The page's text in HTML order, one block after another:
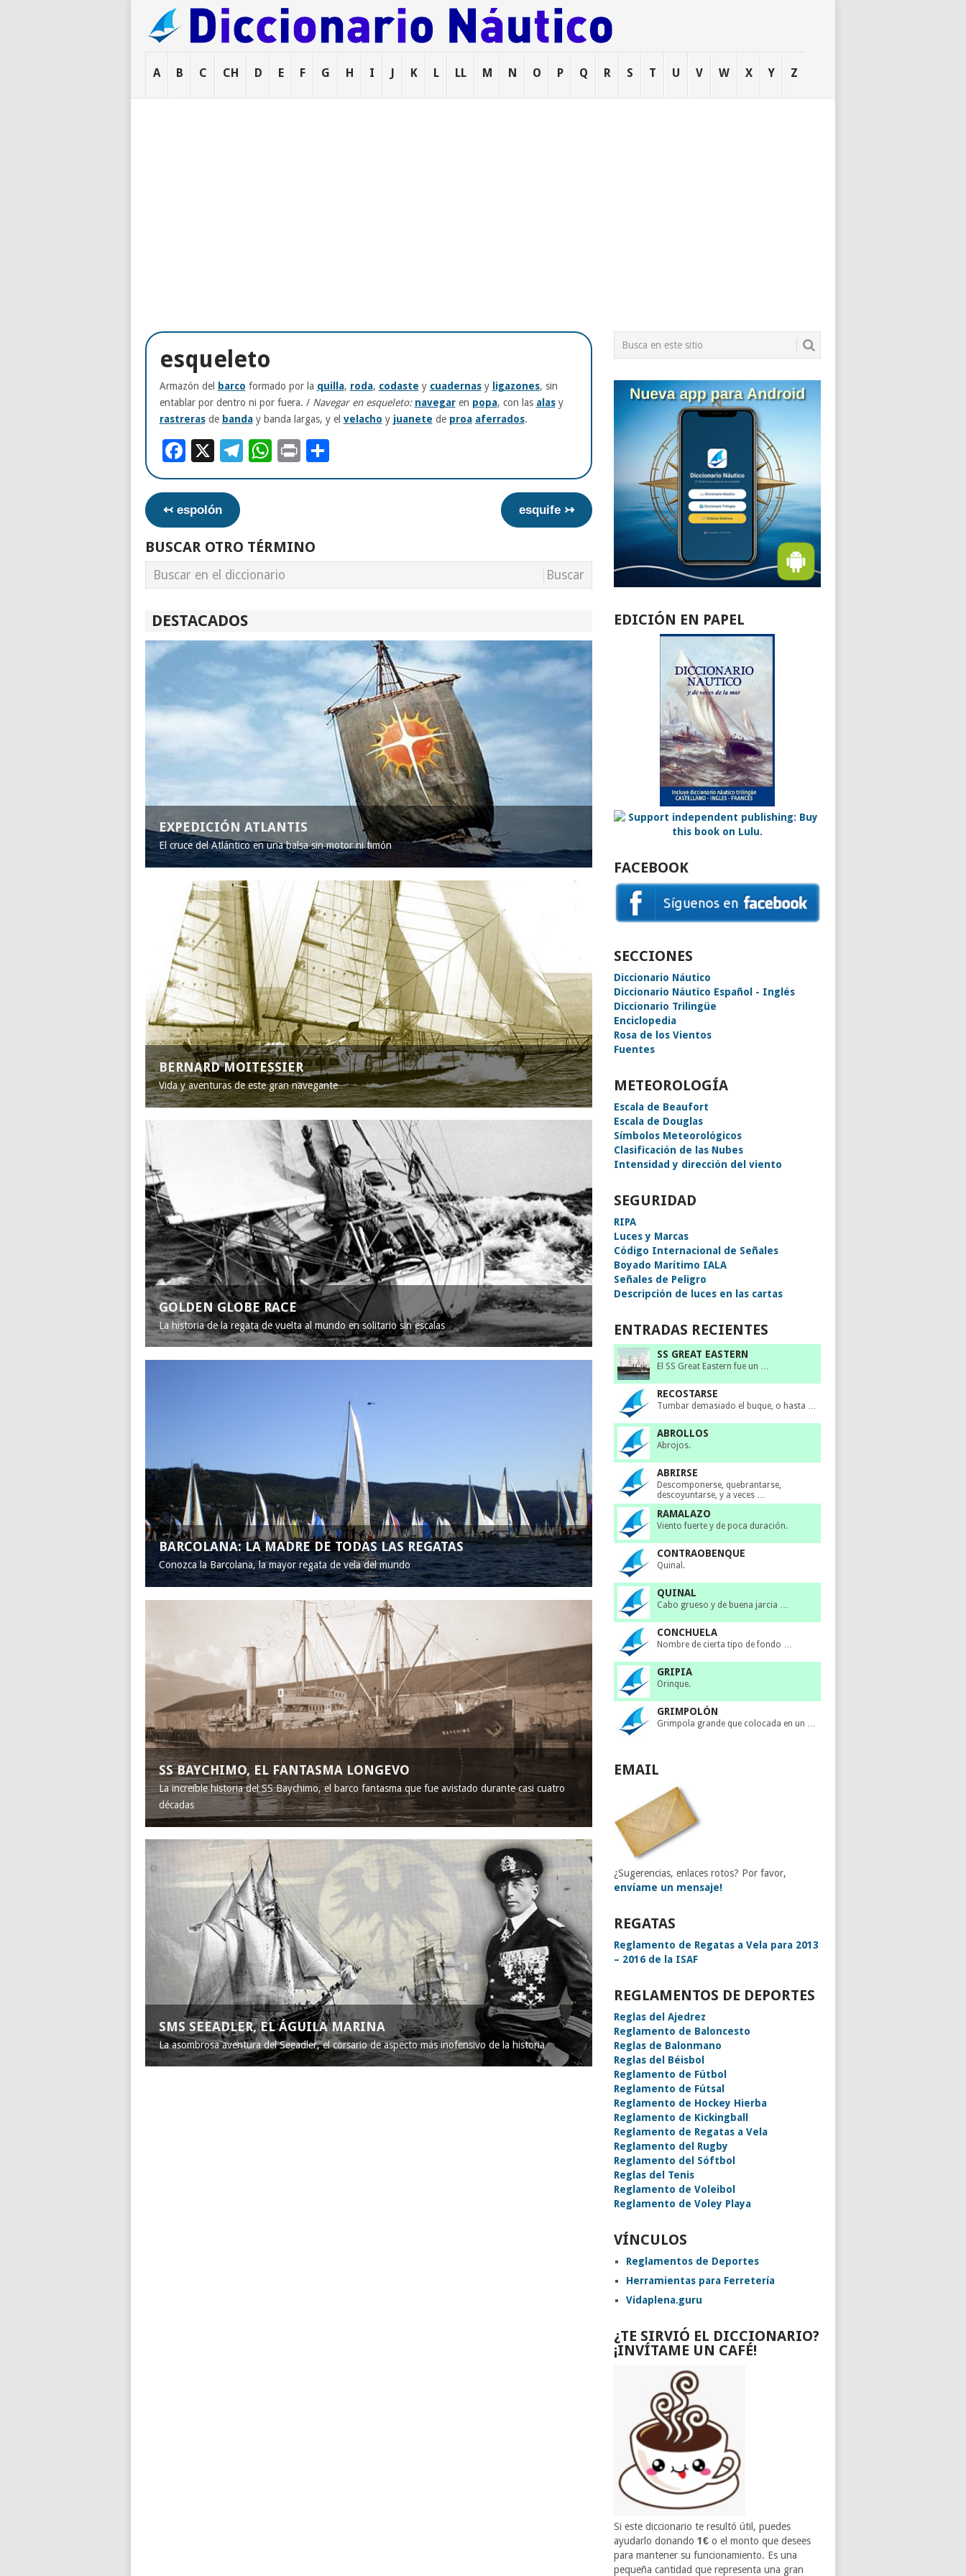
A B C CH D E F G H I J K L LL M N O P Q R S T U V W X Y Z
esqueleto
Armazón del barco formado por la quilla, roda, codaste y cuadernasy ligazones, sin
entablar por dentro ni por fuera. / Navegar en esqueleto: navegaren popa, con las alasy
rastrerasde banday banda largas, y el velacho y juanete de proa aferrados.
Facebook
X Telegram
WhatsApp
PrintCompartir
↢ espolón esquife ↣
BUSCAR OTRO TÉRMINO
DESTACADOS
EXPEDICIÓN ATLANTIS
El cruce del Atlántico en una balsa sin motor ni timón
BERNARD MOITESSIER
Vida y aventuras de este gran navegante
GOLDEN GLOBE RACE
La historia de la regata de vuelta al mundo en solitario sin escalas
BARCOLANA: LA MADRE DE TODAS LAS REGATAS
Conozca la Barcolana, la mayor regata de vela del mundo
SS BAYCHIMO, EL FANTASMA LONGEVO
La increíble historia del SS Baychimo, el barco fantasma que fue avistado durante casi cuatro
décadas
SMS SEEADLER, EL ÁGUILA MARINA
La asombrosa aventura del Seeadler, el corsario de aspecto más inofensivo de la historia
EDICIÓN EN PAPEL
FACEBOOK
SECCIONES
Diccionario Náutico
Diccionario Náutico Español - Inglés
Diccionario Trilingüe
Enciclopedia
Rosa de los Vientos
Fuentes
METEOROLOGÍA
Escala de Beaufort
Escala de Douglas
Símbolos Meteorológicos
Clasificación de las Nubes
Intensidad y dirección del viento
SEGURIDAD
RIPA
Luces y Marcas
Código Internacional de Señales
Boyado Marítimo IALA
Señales de Peligro
Descripción de luces en las cartas
ENTRADAS RECIENTES
SS GREAT EASTERN
El SS Great Eastern fue un …
RECOSTARSE
Tumbar demasiado el buque, o hasta …
ABROLLOS
Abrojos.
ABRIRSE
Descomponerse, quebrantarse,
descoyuntarse, y a veces …
RAMALAZO
Viento fuerte y de poca duración.
CONTRAOBENQUE
Quinal.
QUINAL
Cabo grueso y de buena jarcia …
CONCHUELA
Nombre de cierta tipo de fondo …
GRIPIA
Orinque.
GRIMPOLÓN
Grimpola grande que colocada en un …
EMAIL
¿Sugerencias, enlaces rotos? Por favor,
envíame un mensaje!
REGATAS
Reglamento de Regatas a Vela para 2013
– 2016 de la ISAF
REGLAMENTOS DE DEPORTES
Reglas del Ajedrez
Reglamento de Baloncesto
Reglas de Balonmano
Reglas del Béisbol
Reglamento de Fútbol
Reglamento de Fútsal
Reglamento de Hockey Hierba
Reglamento de Kickingball
Reglamento de Regatas a Vela
Reglamento del Rugby
Reglamento del Sóftbol
Reglas del Tenis
Reglamento de Voleibol
Reglamento de Voley Playa
VÍNCULOS
Reglamentos de Deportes
Herramientas para Ferretería
Vidaplena.guru
¿TE SIRVIÓ EL DICCIONARIO?
¡INVÍTAME UN CAFÉ!
Si este diccionario te resultó útil, puedes
ayudarlo donando1€ o el monto que desees
para mantener su funcionamiento. Es una
pequeña cantidad que representa una gran